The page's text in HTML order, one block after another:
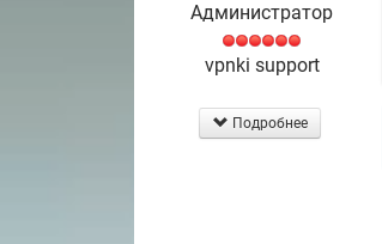
Администратор
vpnki support
Подробнее